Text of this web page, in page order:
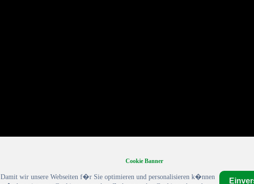
Cookie Banner
Damit wir unsere Webseiten f�r Sie optimieren und personalisieren k�nnen